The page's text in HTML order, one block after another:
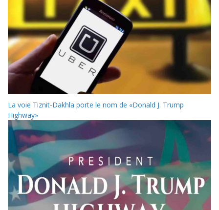
La voie Tiznit-Dakhla porte le nom de «Donald J. Trump
Highway»